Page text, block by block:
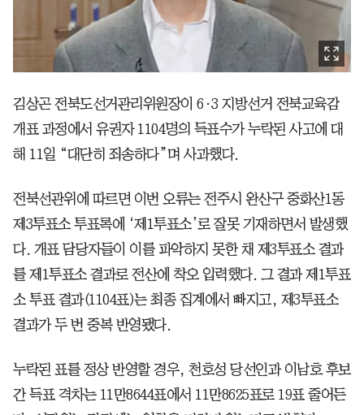
김상곤 전북도선거관리위원장이 6·3 지방선거 전북교육감
개표 과정에서 유권자 1104명의 득표수가 누락된 사고에 대
해 11일 “대단히 죄송하다”며 사과했다.
전북선관위에 따르면 이번 오류는 전주시 완산구 중화산1동
제3투표소 투표록에 ‘제1투표소’로 잘못 기재하면서 발생했
다. 개표 담당자들이 이를 파악하지 못한 채 제3투표소 결과
를 제1투표소 결과로 전산에 착오 입력했다. 그 결과 제1투표
소 투표 결과(1104표)는 최종 집계에서 빠지고, 제3투표소
결과가 두 번 중복 반영됐다.
누락된 표를 정상 반영할 경우, 천호성 당선인과 이남호 후보
간 득표 격차는 11만8644표에서 11만8625표로 19표 줄어든